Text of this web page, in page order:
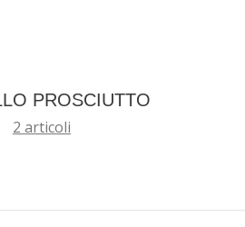
PROSCIUTTO
2 articoli